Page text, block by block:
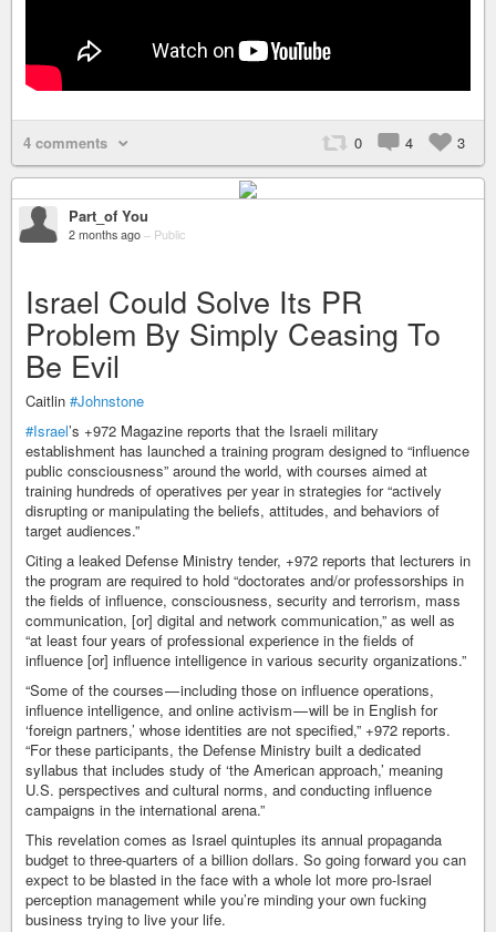
4 comments 0 4 3
Part_of You
2 months ago – Public
Israel Could Solve Its PR
Problem By Simply Ceasing To
Be Evil
Caitlin #Johnstone
#Israel’s +972 Magazine reports that the Israeli military
establishment has launched a training program designed to “influence
public consciousness” around the world, with courses aimed at
training hundreds of operatives per year in strategies for “actively
disrupting or manipulating the beliefs, attitudes, and behaviors of
target audiences.”
Citing a leaked Defense Ministry tender, +972 reports that lecturers in
the program are required to hold “doctorates and/or professorships in
the fields of influence, consciousness, security and terrorism, mass
communication, [or] digital and network communication,” as well as
“at least four years of professional experience in the fields of
influence [or] influence intelligence in various security organizations.”
“Some of the courses — including those on influence operations,
influence intelligence, and online activism — will be in English for
‘foreign partners,’ whose identities are not specified,” +972 reports.
“For these participants, the Defense Ministry built a dedicated
syllabus that includes study of ‘the American approach,’ meaning
U.S. perspectives and cultural norms, and conducting influence
campaigns in the international arena.”
This revelation comes as Israel quintuples its annual propaganda
budget to three-quarters of a billion dollars. So going forward you can
expect to be blasted in the face with a whole lot more pro-Israel
perception management while you’re minding your own fucking
business trying to live your life.